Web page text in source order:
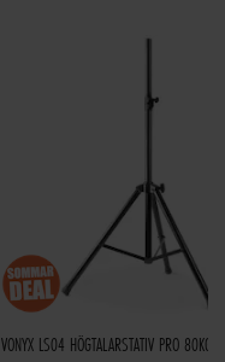
VONYX LS04 HÖGTALARSTATIV PRO 80KG,